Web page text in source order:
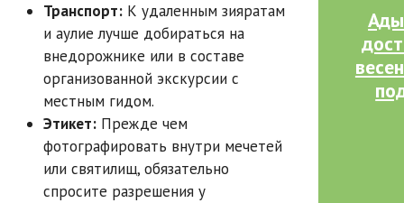
Транспорт: К удаленным зияратам
и аулие лучше добираться на
внедорожнике или в составе
организованной экскурсии с
местным гидом.
Этикет: Прежде чем
фотографировать внутри мечетей
или святилищ, обязательно
спросите разрешения у